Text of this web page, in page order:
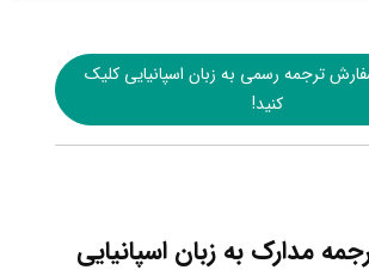
ترجمه رسمی به زبان اسپانیایی کلیک
کنید!
مدارک به زبان اسپانیایی